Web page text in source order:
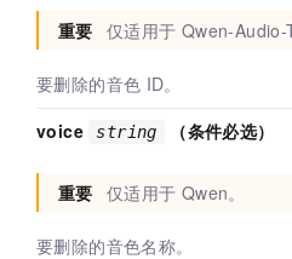
重要 仅适用于 Qwen-Audio-
要删除的音色 ID。
voice
string （条件必选）
重要 仅适用于 Qwen。
要删除的音色名称。